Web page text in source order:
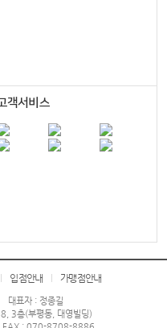
객서비스
입점안내 가맹점안내
대표자 : 정종길
3층(부평동, 대영빌딩)